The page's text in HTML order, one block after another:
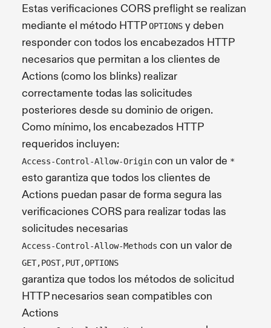
Estas verificaciones CORS preflight se realizan
mediante el método HTTPOPTIONS y deben
responder con todos los encabezados HTTP
necesarios que permitan a los clientes de
Actions (como los blinks) realizar
correctamente todas las solicitudes
posteriores desde su dominio de origen.
Como mínimo, los encabezados HTTP
requeridos incluyen:
Access-Control-Allow-Origin con un valor de *
esto garantiza que todos los clientes de
Actions puedan pasar de forma segura las
verificaciones CORS para realizar todas las
solicitudes necesarias
Access-Control-Allow-Methods con un valor de
GET,POST,PUT,OPTIONS
garantiza que todos los métodos de solicitud
HTTP necesarios sean compatibles con
Actions